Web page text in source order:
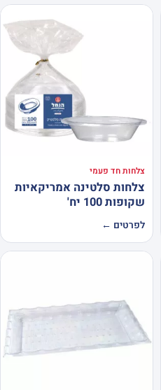
צלחות חד פעמי
צלחות סלטינה אמריקאיות
שקופות 100 יח'
לפרטים ←